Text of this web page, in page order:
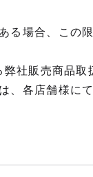
る場合、この
社販売商品取
、各店舗様に